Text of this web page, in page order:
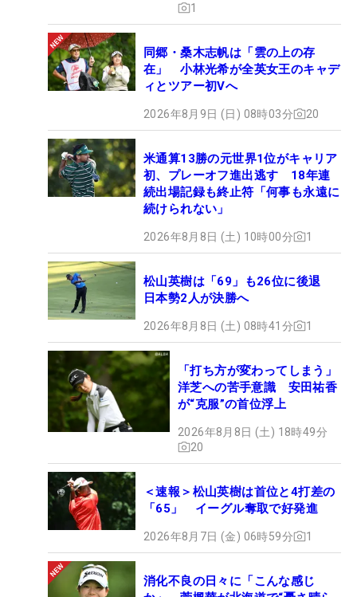
1
同郷・桑木志帆は「雲の上の存
在」 小林光希が全英女王のキャデ
ィとツアー初Vへ
2026年8月9日 (日) 08時03分 20
米通算13勝の元世界1位がキャリア
初、プレーオフ進出逃す 18年連
続出場記録も終止符「何事も永遠に
続けられない」
2026年8月8日 (土) 10時00分 1
松山英樹は「69」も26位に後退
日本勢2人が決勝へ
2026年8月8日 (土) 08時41分 1
「打ち方が変わってしまう」
洋芝への苦手意識 安田祐香
が“克服”の首位浮上
2026年8月8日 (土) 18時49分
20
＜速報＞松山英樹は首位と4打差の
「65」 イーグル奪取で好発進
2026年8月7日 (金) 06時59分 1
消化不良の日々に「こんな感じ